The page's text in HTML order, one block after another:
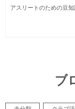
アスリートのための豆
ブ